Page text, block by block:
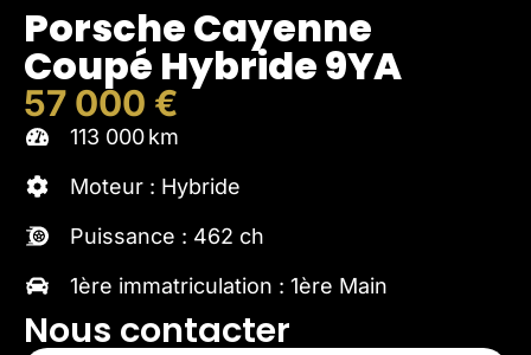
Porsche Cayenne
Coupé Hybride 9YA
57 000 €
113 000 km
Moteur : Hybride
Puissance : 462 ch
1ère immatriculation : 1ère Main
Nous contacter